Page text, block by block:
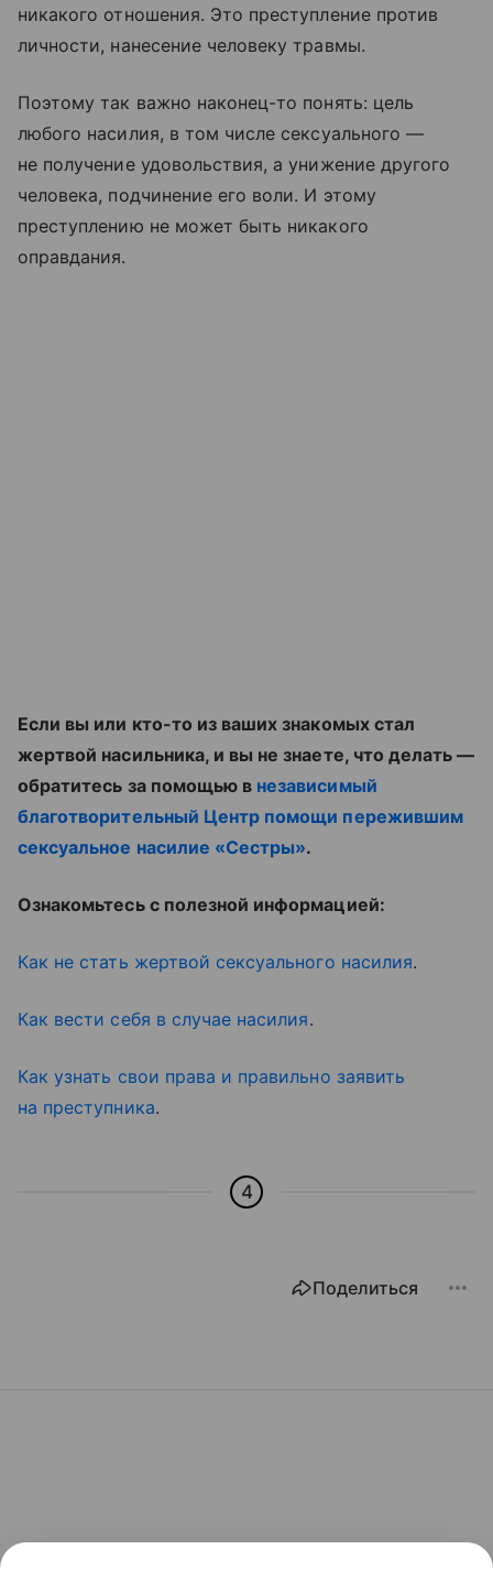
никакого отношения. Это преступление против
личности, нанесение человеку травмы.
Поэтому так важно наконец-то понять: цель
любого насилия, в том числе сексуального —
не получение удовольствия, а унижение другого
человека, подчинение его воли. И этому
преступлению не может быть никакого
оправдания.
Если вы или кто-то из ваших знакомых стал
жертвой насильника, и вы не знаете, что делать —
обратитесь за помощью в независимый
благотворительный Центр помощи пережившим
сексуальное насилие «Сестры».
Ознакомьтесь с полезной информацией:
Как не стать жертвой сексуального насилия.
Как вести себя в случае насилия.
Как узнать свои права и правильно заявить
на преступника.
4
Поделиться